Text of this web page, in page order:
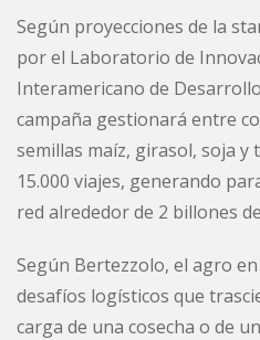
Según proyecciones de la
por el Laboratorio de
Interamericano de
campaña gestionará entre
semillas maíz, girasol, soja y
15.000 viajes, generando
red alrededor de 2 billones
Según Bertezzolo, el agro
desafíos logísticos que
carga de una cosecha o de